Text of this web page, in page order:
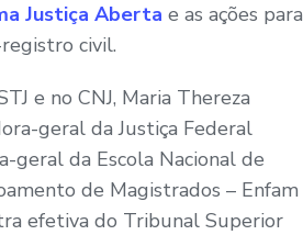
Justiça Aberta e as ações para
civil.
e no CNJ, Maria Thereza
geral da Justiça Federal
geral da Escola Nacional de
de Magistrados – Enfam
efetiva do Tribunal Superior